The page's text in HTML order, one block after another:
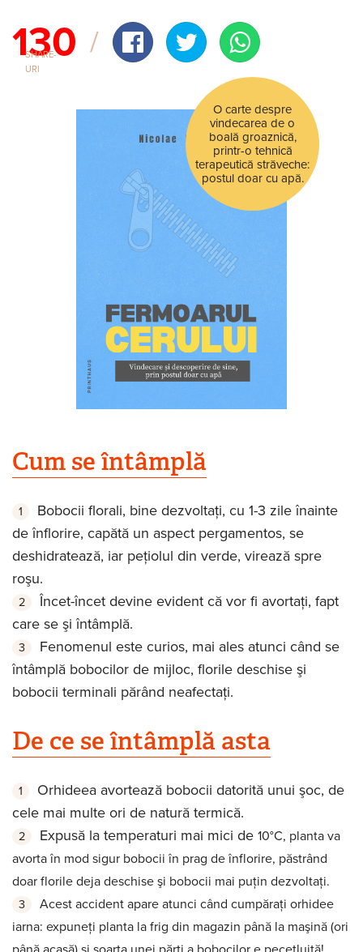
130
SHARE-
URI
O carte despre
vindecarea de o
boală groaznică,
printr-o tehnică
terapeutică străveche:
postul doar cu apă.
Cum se întâmplă
Bobocii florali, bine dezvoltaţi, cu 1-3 zile înainte
de înflorire, capătă un aspect pergamentos, se
deshidratează, iar peţiolul din verde, virează spre
roşu.
Încet-încet devine evident că vor fi avortaţi, fapt
care se şi întâmplă.
Fenomenul este curios, mai ales atunci când se
întâmplă bobocilor de mijloc, florile deschise şi
bobocii terminali părând neafectaţi.
De ce se întâmplă asta
Orhideea avortează bobocii datorită unui şoc, de
cele mai multe ori de natură termică.
Expusă la temperaturi mai mici de 10°C, planta va
avorta în mod sigur bobocii în prag de înflorire, păstrând
doar florile deja deschise şi bobocii mai puţin dezvoltaţi.
Acest accident apare atunci când cumpăraţi orhidee
iarna: expuneţi planta la frig din magazin până la maşină (ori